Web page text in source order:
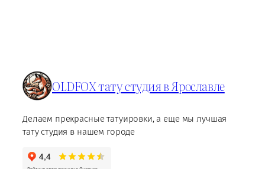
OLDFOX тату студия в Ярославле
Делаем прекрасные татуировки, а еще мы лучшая
тату студия в нашем городе